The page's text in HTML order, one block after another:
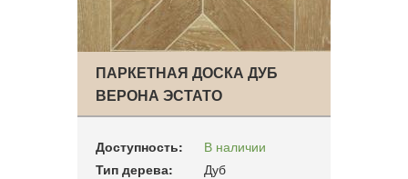
ПАРКЕТНАЯ ДОСКА ДУБ
ВЕРОНА ЭСТАТО
Доступность:
В наличии
Тип дерева:
Дуб